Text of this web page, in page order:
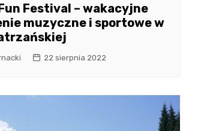
Festival – wakacyjne
muzyczne i sportowe w
22 sierpnia 2022